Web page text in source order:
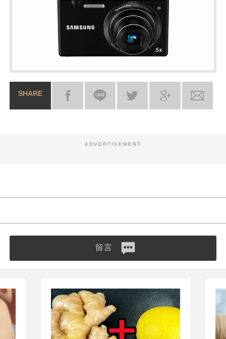
SHARE
ADVERTISEMENT
留言